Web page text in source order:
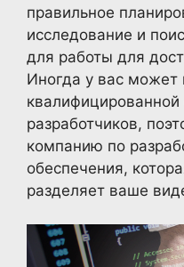
правильное
исследование и
для работы для
Иногда у вас может
разработчиков,
компанию по
обеспечения,
разделяет ваше